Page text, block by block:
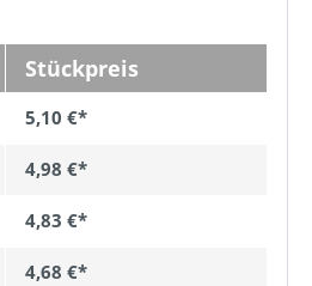
Stückpreis
5,10 €*
4,98 €*
4,83 €*
4,68 €*